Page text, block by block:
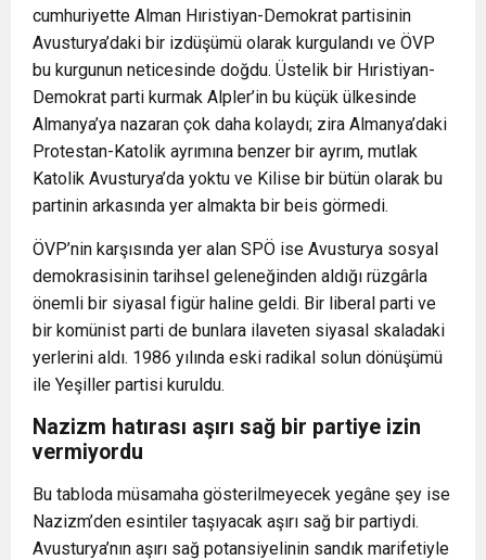
cumhuriyette Alman Hıristiyan-Demokrat partisinin
Avusturya’daki bir izdüşümü olarak kurgulandı ve ÖVP
bu kurgunun neticesinde doğdu. Üstelik bir Hıristiyan-
Demokrat parti kurmak Alpler’in bu küçük ülkesinde
Almanya’ya nazaran çok daha kolaydı; zira Almanya’daki
Protestan-Katolik ayrımına benzer bir ayrım, mutlak
Katolik Avusturya’da yoktu ve Kilise bir bütün olarak bu
partinin arkasında yer almakta bir beis görmedi.
ÖVP’nin karşısında yer alan SPÖ ise Avusturya sosyal
demokrasisinin tarihsel geleneğinden aldığı rüzgârla
önemli bir siyasal figür haline geldi. Bir liberal parti ve
bir komünist parti de bunlara ilaveten siyasal skaladaki
yerlerini aldı. 1986 yılında eski radikal solun dönüşümü
ile Yeşiller partisi kuruldu.
Nazizm hatırası aşırı sağ bir partiye izin
vermiyordu
Bu tabloda müsamaha gösterilmeyecek yegâne şey ise
Nazizm’den esintiler taşıyacak aşırı sağ bir partiydi.
Avusturya’nın aşırı sağ potansiyelinin sandık marifetiyle